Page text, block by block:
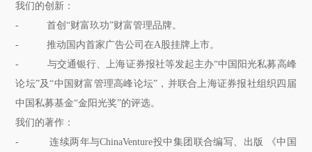
我们的创新：
- 首创“财富玖功”财富管理品牌。
- 推动国内首家广告公司在A股挂牌上市。
- 与交通银行、上海证券报社等发起主办“中国阳光私募高峰
论坛”及“中国财富管理高峰论坛”，并联合上海证券报社组织四届
中国私募基金“金阳光奖”的评选。
我们的著作：
- 连续两年与ChinaVenture投中集团联合编写、出版 《中国